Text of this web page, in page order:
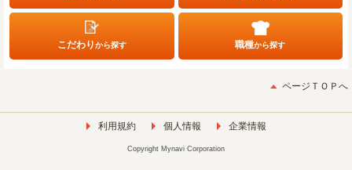
こだわりから探す 職種から探す
ページＴＯＰへ
利用規約 個人情報 企業情報
Copyright Mynavi Corporation